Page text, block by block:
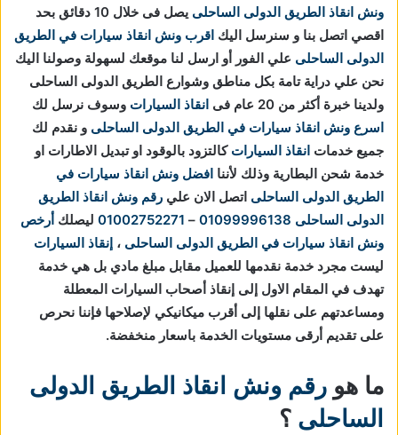
ونش انقاذ الطريق الدولى الساحلى
يصل فى خلال 10 دقائق بحد
اقصي اتصل بنا و سنرسل اليك اقرب ونش انقاذ سيارات في الطريق
الدولى الساحلى علي الفور أو ارسل لنا موقعك لسهولة وصولنا اليك
نحن علي دراية تامة بكل مناطق وشوارع الطريق الدولى الساحلى
ولدينا خبرة أكثر من 20 عام فى
انقاذ السيارات وسوف نرسل لك
اسرع ونش انقاذ سيارات في الطريق الدولى الساحلى و نقدم لك
جميع خدمات انقاذ السيارات كالتزود بالوقود او تبديل الاطارات او
خدمة شحن البطارية وذلك لأننا افضل ونش انقاذ سيارات في
الطريق الدولى الساحلى اتصل الان علي رقم ونش انقاذ الطريق
الدولى الساحلى 01099996138
–
01002752271 ليصلك أرخص
ونش انقاذ سيارات في الطريق الدولى الساحلى ، إنقاذ السيارات
ليست مجرد خدمة نقدمها للعميل مقابل مبلغ مادي بل هي خدمة
تهدف في المقام الاول إلى إنقاذ أصحاب السيارات المعطلة
ومساعدتهم على نقلها إلى أقرب ميكانيكي لإصلاحها فإننا نحرص
على تقديم أرقى مستويات الخدمة باسعار منخفضة.
ما هو رقم ونش انقاذ الطريق الدولى
الساحلى ؟